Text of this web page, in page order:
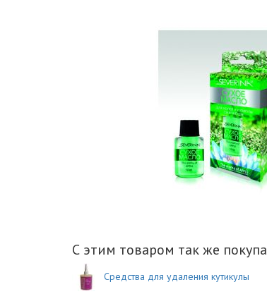
С этим товаром так же
Средства для удаления кутикулы